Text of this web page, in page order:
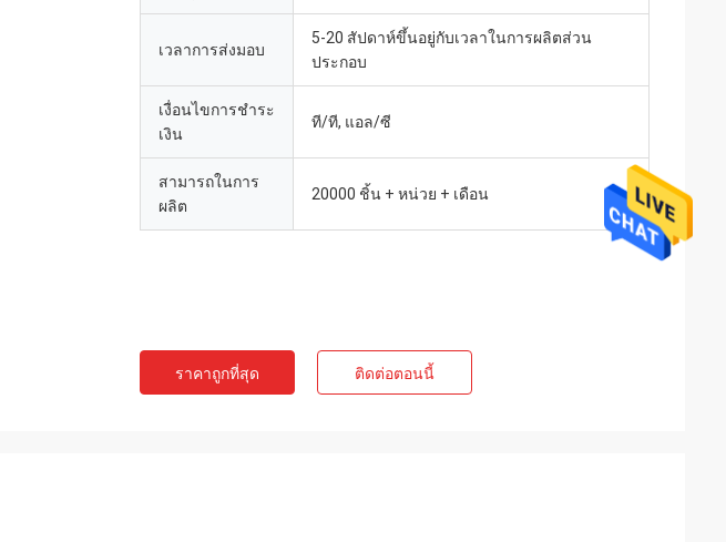
เวลาการส่งมอบ
5-20 สัปดาห์ขึ้นอยู่กับเวลาในการผลิตส่วน
ประกอบ
เงื่อนไขการชำระ
เงิน
ที/ที, แอล/ซี
สามารถในการ
ผลิต
20000 ชิ้น + หน่วย + เดือน
ราคาถูกที่สุด ติดต่อตอนนี้